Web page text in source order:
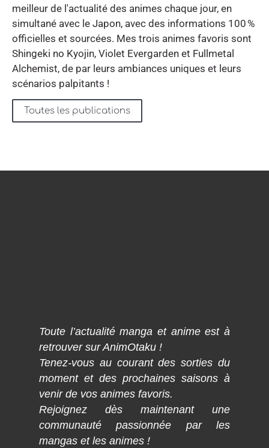
meilleur de l'actualité des animes chaque jour, en
simultané avec le Japon, avec des informations 100 %
officielles et sourcées. Mes trois animes favoris sont
Shingeki no Kyojin, Violet Evergarden et Fullmetal
Alchemist, de par leurs ambiances uniques et leurs
scénarios palpitants !
Toutes les publications
Toute l’actualité manga et anime est à
retrouver sur AnimOtaku !
Tenez-vous au courant des sorties du
moment et des prochaines saisons à
venir de vos animes favoris.
Rejoignez dès maintenant une
communauté passionnée par les
mangas et les animes !